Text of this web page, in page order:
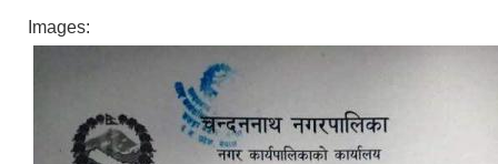
Images: